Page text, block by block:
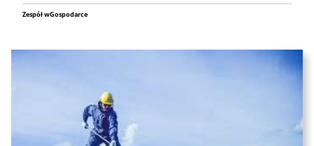
Zespół wGospodarce